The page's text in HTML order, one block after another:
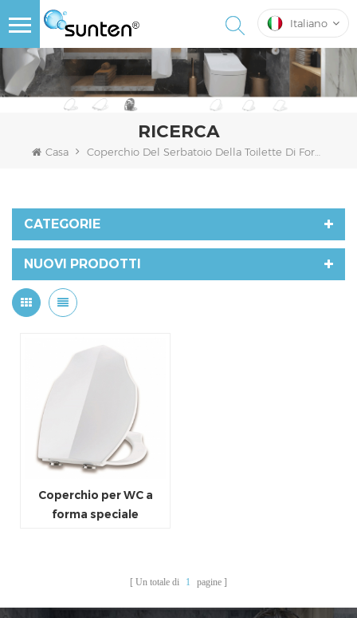
Italiano
RICERCA
Casa Coperchio Del Serbatoio Della Toilette Di Forma Speciale
CATEGORIE
NUOVI PRODOTTI
Coperchio per WC a
forma speciale
Un totale di 1 pagine